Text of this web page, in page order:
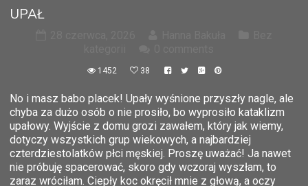
UPAŁ
1452 38
No i masz babo placek! Upały wyśnione przyszły nagle, ale
chyba za dużo osób o nie prosiło, bo wyprosiło kataklizm
upałowy. Wyjście z domu grozi zawałem, który jak wiemy,
dotyczy wszystkich grup wiekowych, a najbardziej
czterdziestolatków płci męskiej. Proszę uważać! Ja nawet
nie próbuję spacerować, skoro gdy wczoraj wyszłam, to
zaraz wróciłam. Ciepły koc okręcił mnie z głową, a oczy